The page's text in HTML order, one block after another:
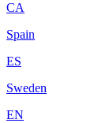
CA
Spain
ES
Sweden
EN